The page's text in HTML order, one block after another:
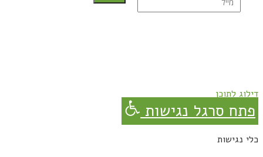
דילוג לתוכן
פתח סרגל נגישות
כלי נגישות